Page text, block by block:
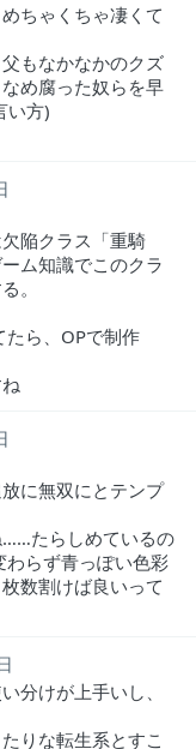
ちゃくちゃ凄くて
もなかなかのクズ
め腐った奴らを早
い方)
陥クラス「重騎
ム知識でこのクラ
。
ら、OPで制作
に無双にとテンプ
……たらしめているの
らず青っぽい色彩
数割けば良いって
分けが上手いし、
りな転生系とすこ